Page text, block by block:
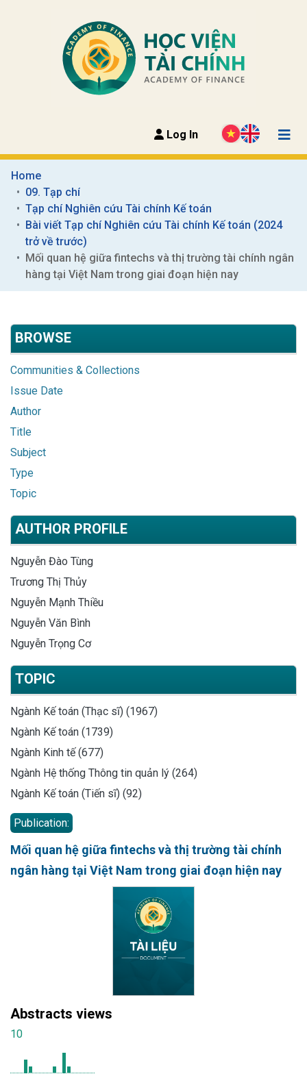
Log In
Home
09. Tạp chí
Tạp chí Nghiên cứu Tài chính Kế toán
Bài viết Tạp chí Nghiên cứu Tài chính Kế toán (2024
trở về trước)
Mối quan hệ giữa fintechs và thị trường tài chính ngân
hàng tại Việt Nam trong giai đoạn hiện nay
BROWSE
Communities & Collections
Issue Date
Author
Title
Subject
Type
Topic
AUTHOR PROFILE
Nguyễn Đào Tùng
Trương Thị Thủy
Nguyễn Mạnh Thiều
Nguyễn Văn Bình
Nguyễn Trọng Cơ
TOPIC
Ngành Kế toán (Thạc sĩ) (1967)
Ngành Kế toán (1739)
Ngành Kinh tế (677)
Ngành Hệ thống Thông tin quản lý (264)
Ngành Kế toán (Tiến sĩ) (92)
Publication:
Mối quan hệ giữa fintechs và thị trường tài chính
ngân hàng tại Việt Nam trong giai đoạn hiện nay
Abstracts views
10